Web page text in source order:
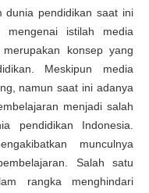
dunia pendidikan saat ini
mengenai istilah media
konsep yang
Meskipun media
namun saat ini adanya
menjadi salah
pendidikan Indonesia.
munculnya
Salah satu
rangka menghindari